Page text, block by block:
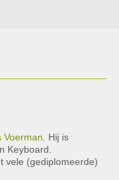
Voerman . Hij is
Keyboard.
vele (gediplomeerde)